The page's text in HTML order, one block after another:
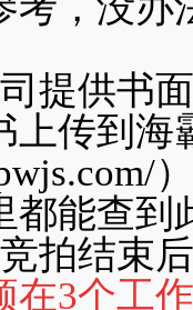
提供书
上传到海
都能查到
竞拍结束
在3个工